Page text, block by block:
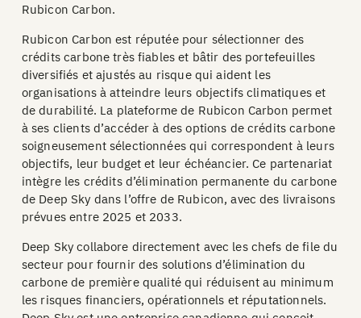
Rubicon Carbon.
Rubicon Carbon est réputée pour sélectionner des
crédits carbone très fiables et bâtir des portefeuilles
diversifiés et ajustés au risque qui aident les
organisations à atteindre leurs objectifs climatiques et
de durabilité. La plateforme de Rubicon Carbon permet
à ses clients d’accéder à des options de crédits carbone
soigneusement sélectionnées qui correspondent à leurs
objectifs, leur budget et leur échéancier. Ce partenariat
intègre les crédits d’élimination permanente du carbone
de Deep Sky dans l’offre de Rubicon, avec des livraisons
prévues entre 2025 et 2033.
Deep Sky collabore directement avec les chefs de file du
secteur pour fournir des solutions d’élimination du
carbone de première qualité qui réduisent au minimum
les risques financiers, opérationnels et réputationnels.